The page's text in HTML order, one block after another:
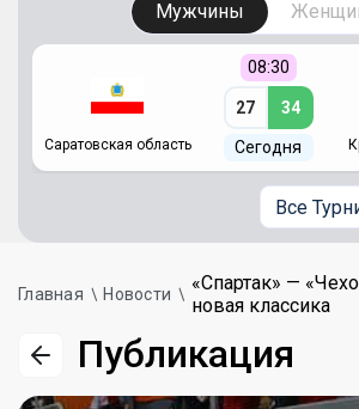
Мужчины
Саратовская область
08:30
27 34
Сегодня
Все
Главная Новости
«Спартак» —
новая классика
Публикация